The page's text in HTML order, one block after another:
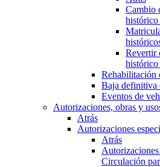
Cambio
Revertir
Rehabilitación
Baja definitiva
Eventos de
Autorizaciones, obras y
Atrás
Autorizaciones
Atrás
Circulación